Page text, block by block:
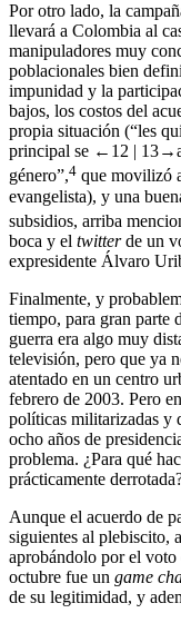
Por otro lado, la
llevará a Colombia al
manipuladores muy
poblacionales bien
impunidad y la
bajos, los costos del
propia situación (“les
principal se ←12 | 13→
género”,4 que movilizó
evangelista), y una
subsidios, arriba
boca y el twitterde un
expresidente Álvaro
Finalmente, y
tiempo, para gran parte
guerra era algo muy
televisión, pero que ya
atentado en un centro
febrero de 2003. Pero
políticas militarizadas y
ocho años de
problema. ¿Para qué
prácticamente
Aunque el acuerdo de
siguientes al plebiscito,
aprobándolo por el voto
octubre fue un game
de su legitimidad, y